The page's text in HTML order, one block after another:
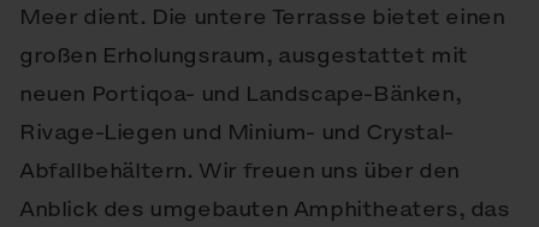
Meer dient. Die untere Terrasse bietet einen
großen Erholungsraum, ausgestattet mit
neuen Portiqoa- und Landscape-Bänken,
Rivage-Liegen und Minium- und Crystal-
Abfallbehältern. Wir freuen uns über den
Anblick des umgebauten Amphitheaters, das